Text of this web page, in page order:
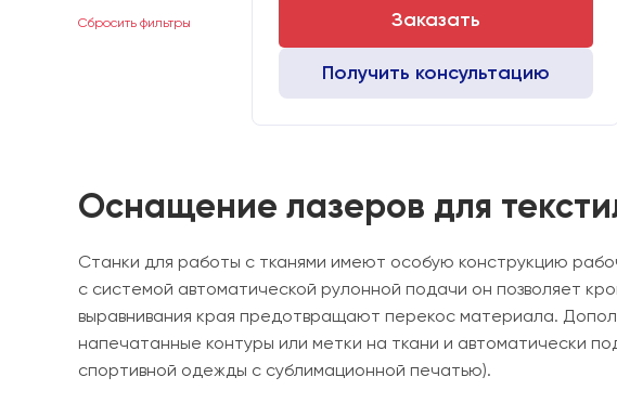
Сбросить фильтры Заказать
Получить консультацию
Оснащение лазеров для
Станки для работы с тканями имеют особую конструкцию
с системой автоматической рулонной подачи он позволяет
выравнивания края предотвращают перекос материала.
напечатанные контуры или метки на ткани и автоматически
спортивной одежды с сублимационной печатью).